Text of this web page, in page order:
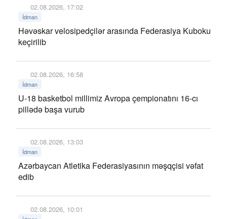
02.08.2026, 17:02
İdman
Həvəskar velosipedçilər arasında Federasiya Kuboku
keçirilib
02.08.2026, 16:58
İdman
U-18 basketbol millimiz Avropa çempionatını 16-cı
pillədə başa vurub
02.08.2026, 13:03
İdman
Azərbaycan Atletika Federasiyasının məşqçisi vəfat
edib
02.08.2026, 10:01